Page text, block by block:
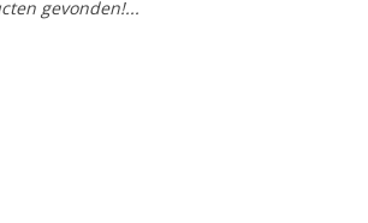
gevonden!...